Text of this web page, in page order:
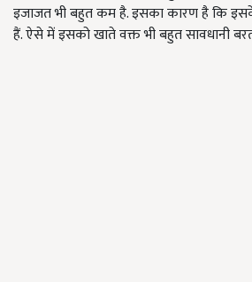
इजाजत भी बहुत कम है. इसका कारण है कि
हैं. ऐसे में इसको खाते वक्त भी बहुत सावधानी